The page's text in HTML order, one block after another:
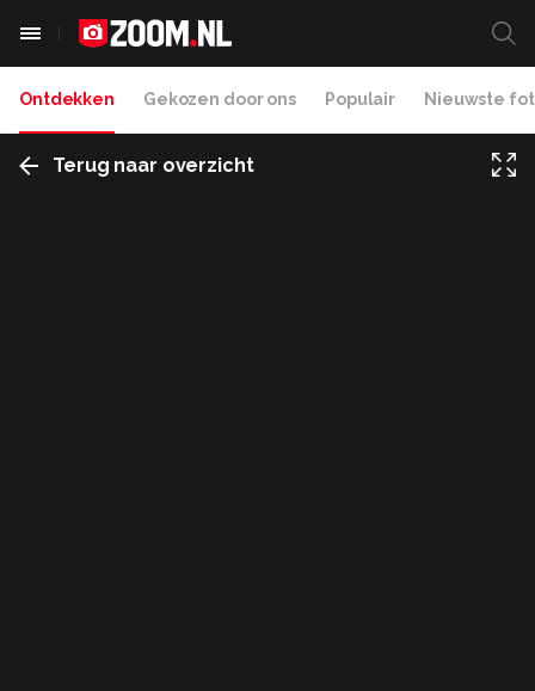
Ontdekken Gekozen door ons Populair Nieuwste
Terug naar overzicht